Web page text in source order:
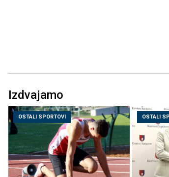
Izdvajamo
OSTALI SPORTOVI OSTALI